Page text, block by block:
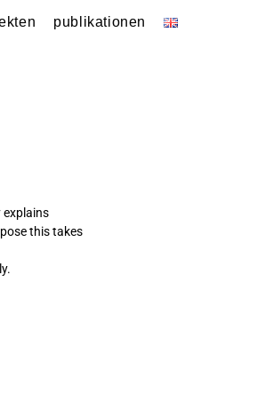
publikationen
explains
this takes